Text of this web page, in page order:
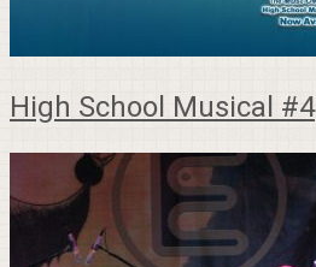
High School Musical #4